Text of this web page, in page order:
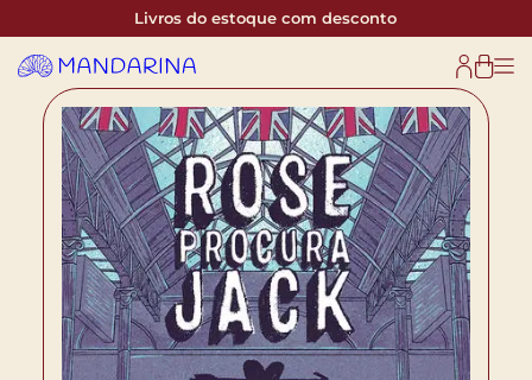
Livros do estoque com desconto